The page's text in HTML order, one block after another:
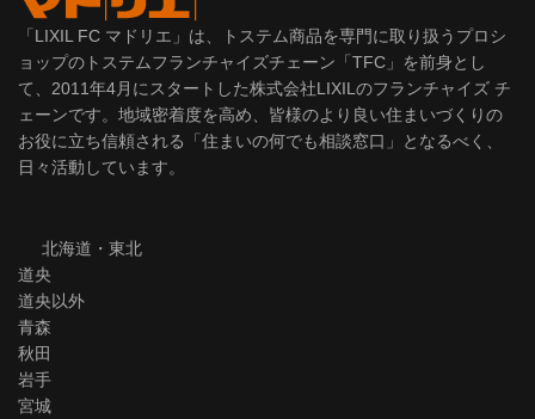
「LIXIL FC マドリエ」は、トステム商品を専門に取り扱うプロシ
ョップのトステムフランチャイズチェーン「TFC」を前身とし
て、2011年4月にスタートした株式会社LIXILのフランチャイズ チ
ェーンです。地域密着度を高め、皆様のより良い住まいづくりの
お役に立ち信頼される「住まいの何でも相談窓口」となるべく、
日々活動しています。
北海道・東北
道央
道央以外
青森
秋田
岩手
宮城